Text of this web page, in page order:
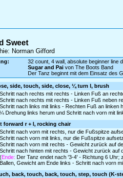
Sweet
Norman Gifford
32 count, 4 wall, absolute beginner line
Sugar and Paivon The Boots Band
Der Tanz beginnt mit dem Einsatz des
side, touch, side, close, ¼ turn l, brush
Schritt nach rechts mit rechts - Linken Fuß an
Schritt nach rechts mit rechts - Linken Fuß neben
Schritt nach links mit links - Rechten Fuß an linken
¼ Drehung links herum und Schritt nach vorn mit
forward r + l, rocking chair
Schritt nach vorn mit rechts, nur die Fußspitze
Schritt nach vorn mit links, nur die Fußspitze
Schritt nach vorn mit rechts - Gewicht zurück auf
Schritt nach hinten mit rechts - Gewicht zurück auf
(Ende: Der Tanz endet nach '3-4' - Richtung 6
Ballen, Gewicht am Ende links - Schritt nach vorn
back, touch, back, touch, step, touch (K-